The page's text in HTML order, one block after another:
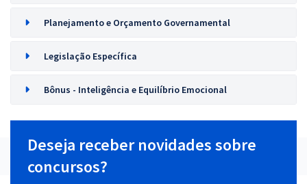
Planejamento e Orçamento Governamental
Legislação Específica
Bônus - Inteligência e Equilíbrio Emocional
Deseja receber novidades sobre
concursos?